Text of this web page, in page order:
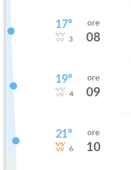
17°
3
ore
08
19°
4
ore
09
21°
6
ore
10